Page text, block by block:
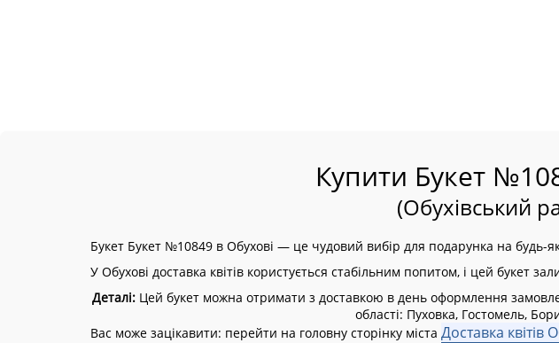
Купити Букет
(Обухівський
Букет Букет №10849 в Обухові — це чудовий вибір для подарунка на будь-
У Обухові доставка квітів користується стабільним попитом, і цей букет
Деталі:Цей букет можна отримати з доставкою в день оформлення
області: Пуховка, Гостомель,
Вас може зацікавити: перейти на головну сторінку міста Доставка квітів